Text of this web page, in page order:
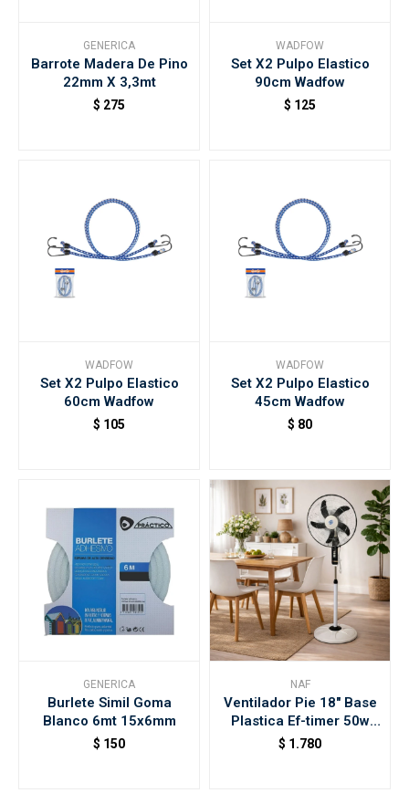
GENERICA
Barrote Madera De Pino
22mm X 3,3mt
$ 275
WADFOW
Set X2 Pulpo Elastico
90cm Wadfow
$ 125
WADFOW
Set X2 Pulpo Elastico
60cm Wadfow
$ 105
WADFOW
Set X2 Pulpo Elastico
45cm Wadfow
$ 80
GENERICA
Burlete Simil Goma
Blanco 6mt 15x6mm
$ 150
NAF
Ventilador Pie 18" Base
Plastica Ef-timer 50w
Naf
$ 1.780